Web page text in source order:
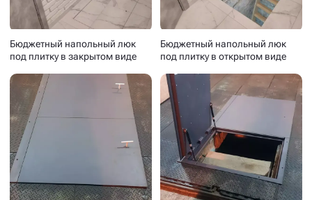
Бюджетный напольный люк
под плитку в закрытом виде
Бюджетный напольный люк
под плитку в открытом виде